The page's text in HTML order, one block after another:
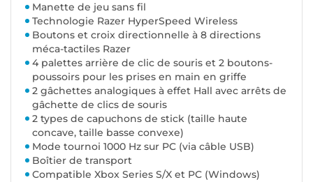
Manette de jeu sans fil
Technologie Razer HyperSpeed Wireless
Boutons et croix directionnelle à 8 directions
méca-tactiles Razer
4 palettes arrière de clic de souris et 2 boutons-
poussoirs pour les prises en main en griffe
2 gâchettes analogiques à effet Hall avec arrêts de
gâchette de clics de souris
2 types de capuchons de stick (taille haute
concave, taille basse convexe)
Mode tournoi 1000 Hz sur PC (via câble USB)
Boîtier de transport
Compatible Xbox Series S/X et PC (Windows)